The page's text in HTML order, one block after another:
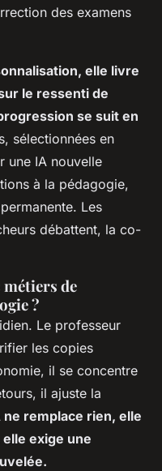
des examens
elle livre
le ressenti de
se suit en
sélectionnées en
une IA nouvelle
à la pédagogie,
Les
débattent, la co-
métiers de
?
Le professeur
les copies
il se concentre
il ajuste la
remplace rien, elle
exige une